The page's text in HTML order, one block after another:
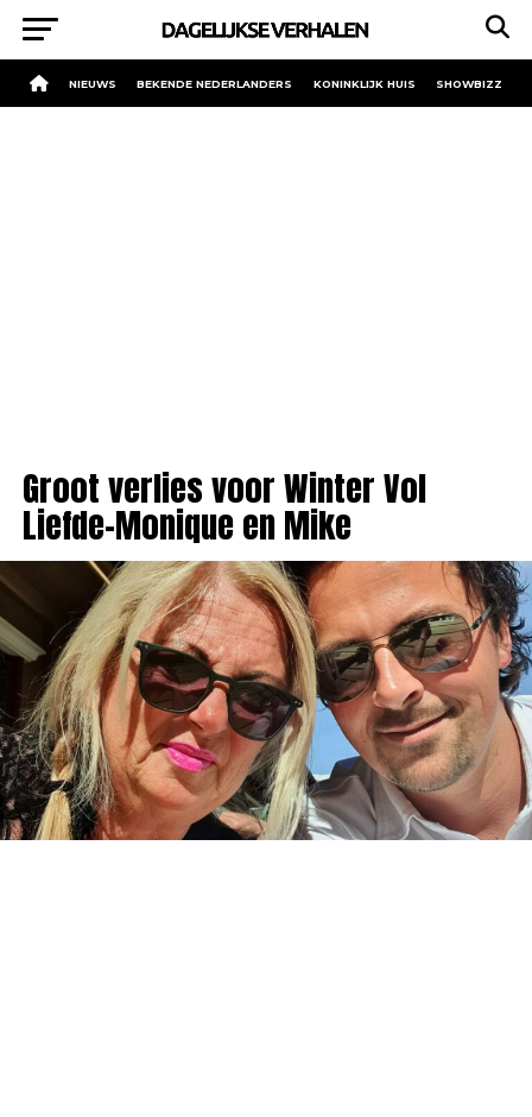
NIEUWS BEKENDE NEDERLANDERS KONINKLIJK HUIS SHOWBIZZ
Groot verlies voor Winter Vol
Liefde-Monique en Mike